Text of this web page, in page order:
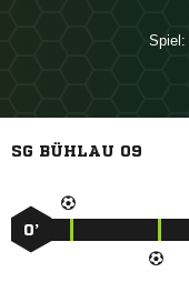
Spiel:
SG BÜHLAU 09
0’